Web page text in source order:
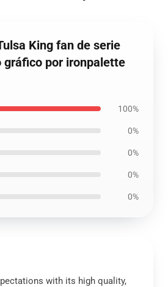
King fan de serie
gráfico por ironpalette
100%
0%
0%
0%
0%
with its high quality,